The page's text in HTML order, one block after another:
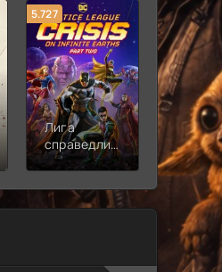
5.727
Лига
справедливости:
Кризис на
землях.
Часть 2
8.889
Новая
смена